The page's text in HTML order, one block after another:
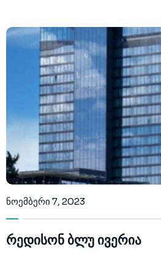
ნოემბერი 7, 2023
რედისონ ბლუ ივერია